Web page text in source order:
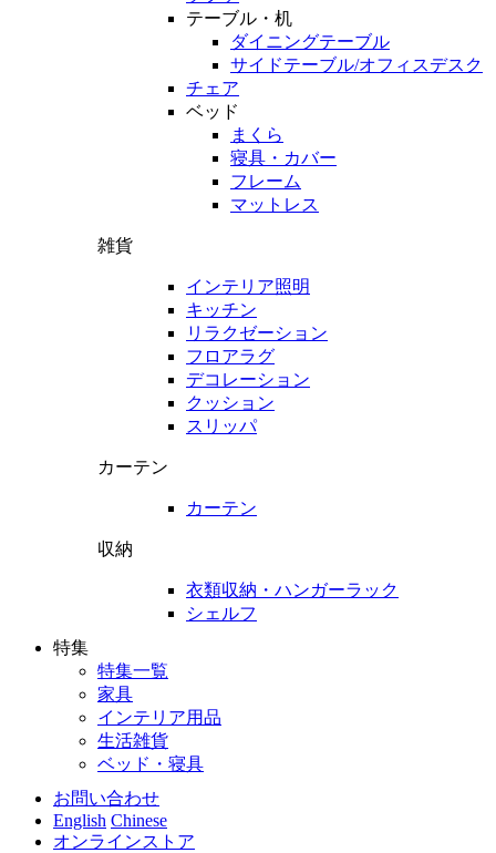
テーブル・机
ダイニングテーブル
サイドテーブル/オフィスデスク
チェア
ベッド
まくら
寝具・カバー
フレーム
マットレス
雑貨
インテリア照明
キッチン
リラクゼーション
フロアラグ
デコレーション
クッション
スリッパ
カーテン
カーテン
収納
衣類収納・ハンガーラック
シェルフ
特集
特集一覧
家具
インテリア用品
生活雑貨
ベッド・寝具
お問い合わせ
English Chinese
オンラインストア